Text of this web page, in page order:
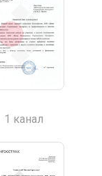
1 канал